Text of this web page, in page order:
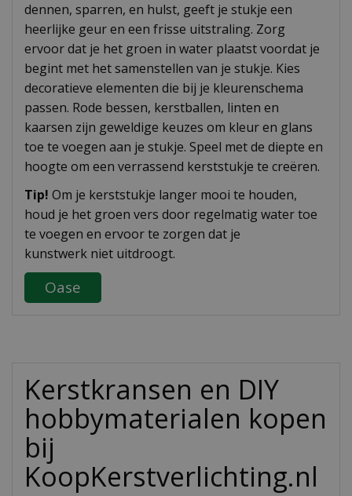
dennen, sparren, en hulst, geeft je stukje een
heerlijke geur en een frisse uitstraling. Zorg
ervoor dat je het groen in water plaatst voordat je
begint met het samenstellen van je stukje. Kies
decoratieve elementen die bij je kleurenschema
passen. Rode bessen, kerstballen, linten en
kaarsen zijn geweldige keuzes om kleur en glans
toe te voegen aan je stukje. Speel met de diepte en
hoogte om een verrassend kerststukje te creëren.
Tip! Om je kerststukje langer mooi te houden,
houd je het groen vers door regelmatig water toe
te voegen en ervoor te zorgen dat je
kunstwerk niet uitdroogt.
Oase
Kerstkransen en DIY
hobbymaterialen kopen
bij
KoopKerstverlichting.nl